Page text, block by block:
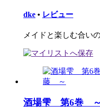
dke • レビュー
メイドと楽しむ合い
酒場雫 第6巻